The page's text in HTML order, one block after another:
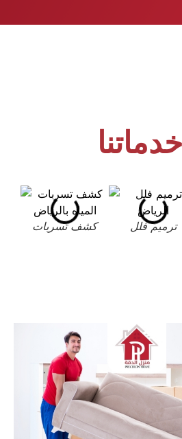
خدماتنا
كشف تسربات ترميم فلل